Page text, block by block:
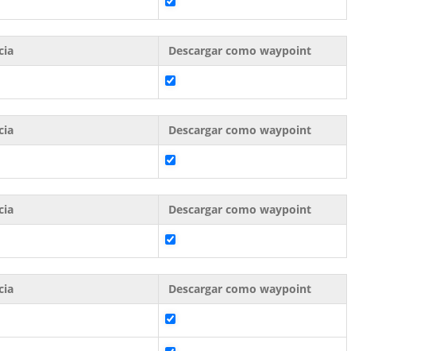
Descargar como waypoint
Descargar como waypoint
Descargar como waypoint
Descargar como waypoint